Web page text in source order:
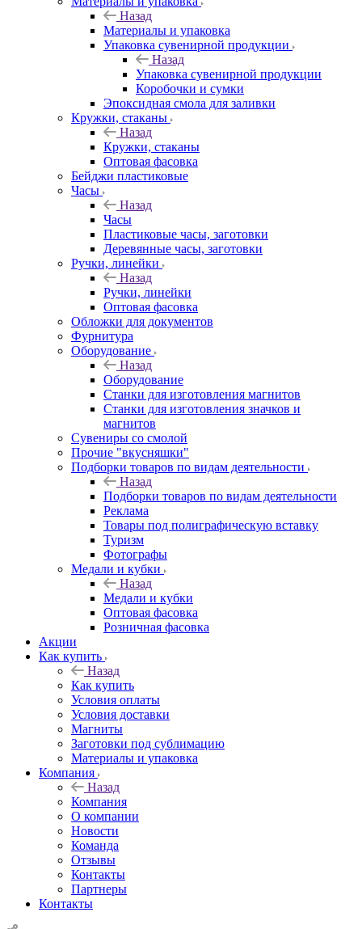
Назад
Материалы и упаковка
Упаковка сувенирной продукции
Назад
Упаковка сувенирной продукции
Коробочки и сумки
Эпоксидная смола для заливки
Кружки, стаканы
Назад
Кружки, стаканы
Оптовая фасовка
Бейджи пластиковые
Часы
Назад
Часы
Пластиковые часы, заготовки
Деревянные часы, заготовки
Ручки, линейки
Назад
Ручки, линейки
Оптовая фасовка
Обложки для документов
Фурнитура
Оборудование
Назад
Оборудование
Станки для изготовления магнитов
Станки для изготовления значков и
магнитов
Сувениры со смолой
Прочие "вкусняшки"
Подборки товаров по видам деятельности
Назад
Подборки товаров по видам деятельности
Реклама
Товары под полиграфическую вставку
Туризм
Фотографы
Медали и кубки
Назад
Медали и кубки
Оптовая фасовка
Розничная фасовка
Акции
Как купить
Назад
Как купить
Условия оплаты
Условия доставки
Магниты
Заготовки под сублимацию
Материалы и упаковка
Компания
Назад
Компания
О компании
Новости
Команда
Отзывы
Контакты
Партнеры
Контакты